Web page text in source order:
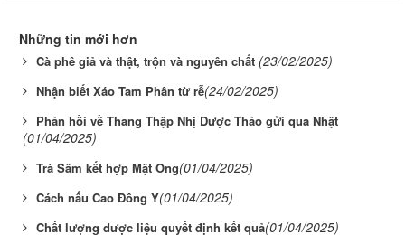
Những tin mới hơn
Cà phê giả và thật, trộn và nguyên chất (23/02/2025)
Nhận biết Xáo Tam Phân từ rễ(24/02/2025)
Phản hồi về Thang Thập Nhị Dược Thảo gửi qua Nhật
(01/04/2025)
Trà Sâm kết hợp Mật Ong(01/04/2025)
Cách nấu Cao Đông Y(01/04/2025)
Chất lượng dược liệu quyết định kết quả(01/04/2025)